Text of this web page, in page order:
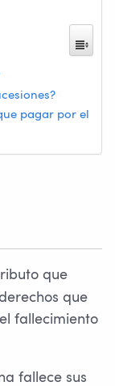
pagar por el
que
que
fallecimiento
fallece sus